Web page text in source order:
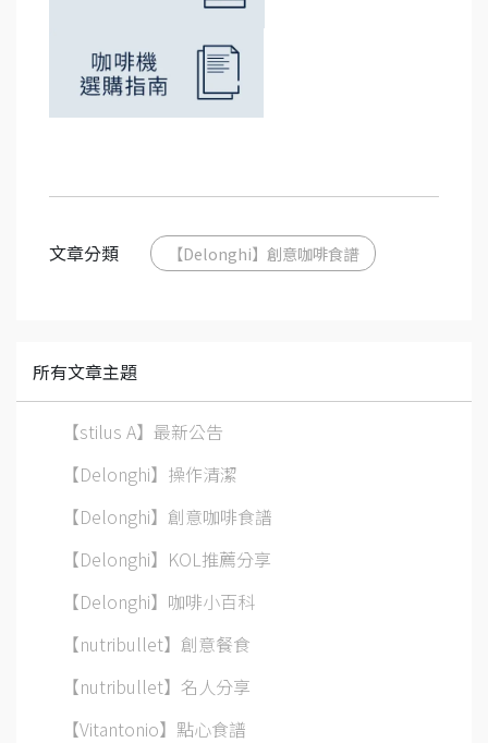
文章分類 【Delonghi】創意咖啡食譜
所有文章主題
【stilus A】最新公告
【Delonghi】操作清潔
【Delonghi】創意咖啡食譜
【Delonghi】KOL推薦分享
【Delonghi】咖啡小百科
【nutribullet】創意餐食
【nutribullet】名人分享
【Vitantonio】點心食譜